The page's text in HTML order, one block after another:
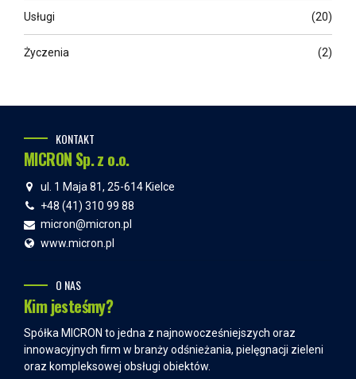
Usługi (20)
Życzenia (2)
KONTAKT
MICRON Sp. z o.o.
ul. 1 Maja 81, 25-614 Kielce
+48 (41) 310 99 88
micron@micron.pl
www.micron.pl
O NAS
Kim jesteśmy?
Spółka MICRON to jedna z najnowocześniejszych oraz
innowacyjnych firm w branży odśnieżania, pielęgnacji zieleni
oraz kompleksowej obsługi obiektów.